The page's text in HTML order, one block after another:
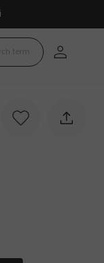
term